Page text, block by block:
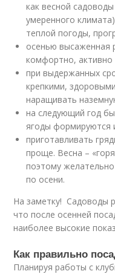
как весной
умеренного
теплой погоды,
осенью высаженная
комфортно, активно
при выдержанных
крепкими,
наращивать
на следующий год
ягоды формируются
приготавливать
проще. Весна –
поэтому
по осени.
На заметку! Садоводы
что после осенней
наиболее высокие
Как правильно
Планируя работы с